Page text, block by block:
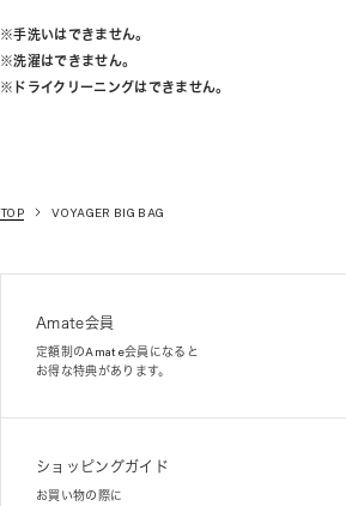
※手洗いはできません。
※洗濯はできません。
※ドライクリーニングはできません。
TOP VOYAGER BIG BAG
Amate会員
定額制のAmate会員になると
お得な特典があります。
ショッピングガイド
お買い物の際に